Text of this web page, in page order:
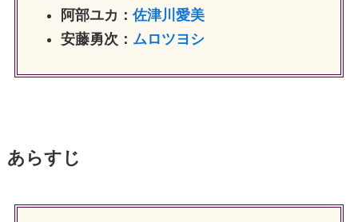
阿部ユカ： 佐津川愛美
安藤勇次： ムロツヨシ
あらすじ